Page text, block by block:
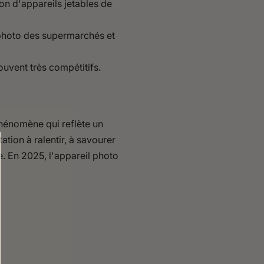
d'appareils jetables de
des supermarchés et
très compétitifs.
qui reflète un
à ralentir, à savourer
En 2025, l'appareil photo